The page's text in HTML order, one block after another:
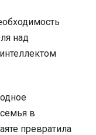
над
в
превратила